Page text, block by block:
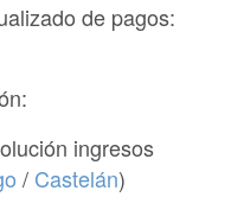
de pagos:
ingresos
/ Castelán)